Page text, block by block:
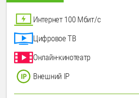
Интернет 100 Мбит/с
Цифровое ТВ
Онлайн-кинотеатр
Внешний IP